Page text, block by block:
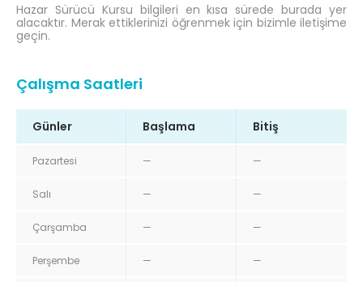
Hazar Sürücü Kursu bilgileri en kısa sürede burada yer
alacaktır. Merak ettiklerinizi öğrenmek için bizimle iletişime
geçin.
Çalışma Saatleri
Günler Başlama Bitiş
Pazartesi — —
Salı — —
Çarşamba — —
Perşembe — —